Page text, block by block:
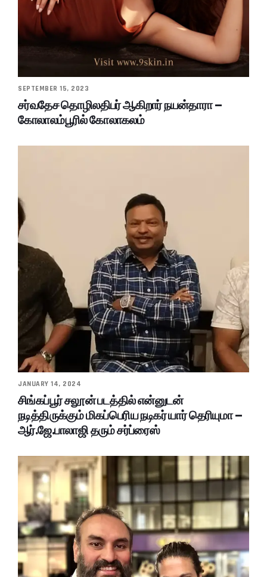
SEPTEMBER 15, 2023
சர்வதேச தொழிலதிபர் ஆகிறார் நயன்தாரா –
கோலாலம்பூரில் கோலாகலம்
JANUARY 14, 2024
சிங்கப்பூர் சலூன் படத்தில் என்னுடன்
நடித்திருக்கும் மிகப்பெரிய நடிகர் யார் தெரியுமா –
ஆர்.ஜே.பாலாஜி தரும் சர்ப்ரைஸ்